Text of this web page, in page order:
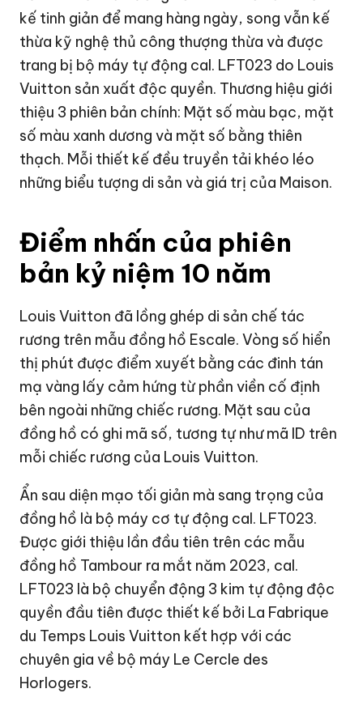
kế tinh giản để mang hàng ngày, song vẫn kế
thừa kỹ nghệ thủ công thượng thừa và được
trang bị bộ máy tự động cal. LFT023 do Louis
Vuitton sản xuất độc quyền. Thương hiệu giới
thiệu 3 phiên bản chính: Mặt số màu bạc, mặt
số màu xanh dương và mặt số bằng thiên
thạch. Mỗi thiết kế đều truyền tải khéo léo
những biểu tượng di sản và giá trị của Maison.
Điểm nhấn của phiên
bản kỷ niệm 10 năm
Louis Vuitton đã lồng ghép di sản chế tác
rương trên mẫu đồng hồ Escale. Vòng số hiển
thị phút được điểm xuyết bằng các đinh tán
mạ vàng lấy cảm hứng từ phần viền cố định
bên ngoài những chiếc rương. Mặt sau của
đồng hồ có ghi mã số, tương tự như mã ID trên
mỗi chiếc rương của Louis Vuitton.
Ẩn sau diện mạo tối giản mà sang trọng của
đồng hồ là bộ máy cơ tự động cal. LFT023.
Được giới thiệu lần đầu tiên trên các mẫu
đồng hồ Tambour ra mắt năm 2023, cal.
LFT023 là bộ chuyển động 3 kim tự động độc
quyền đầu tiên được thiết kế bởi La Fabrique
du Temps Louis Vuitton kết hợp với các
chuyên gia về bộ máy Le Cercle des
Horlogers.